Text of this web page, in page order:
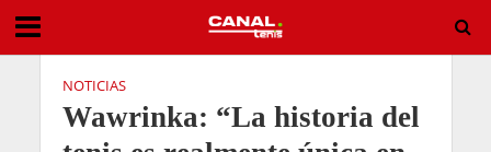
NOTICIAS
Wawrinka: “La historia del